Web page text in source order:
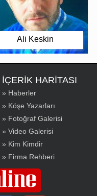
Ali Keskin
İÇERİK HARİTASI
» Haberler
» Köşe Yazarları
» Fotoğraf Galerisi
» Video Galerisi
» Kim Kimdir
» Firma Rehberi